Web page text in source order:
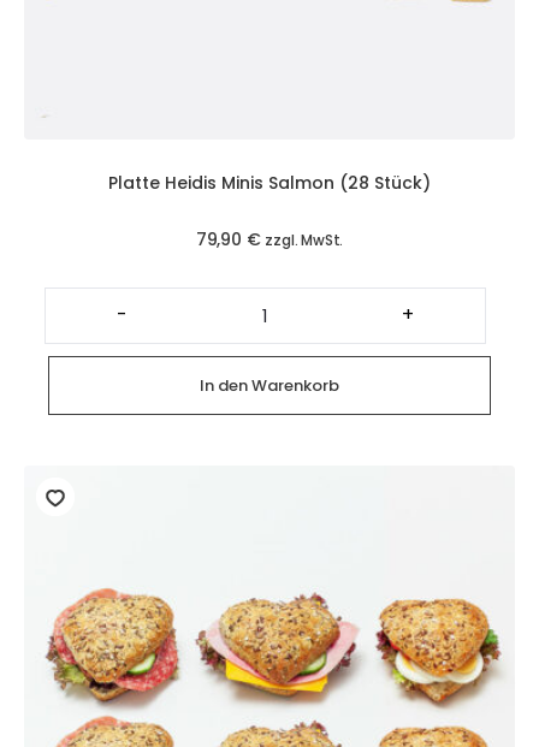
Platte Heidis Minis Salmon (28 Stück)
79,90 € zzgl. MwSt.
-
Platte
Heidis
Minis
Salmon
(28
Stück)
Menge
+
In den Warenkorb